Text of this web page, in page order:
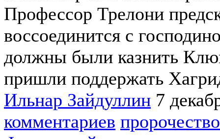
Профессор Трелони
воссоединится с
должны были казнить
пришли поддержать
Ильнар Зайдуллин 7
комментариев пророчество